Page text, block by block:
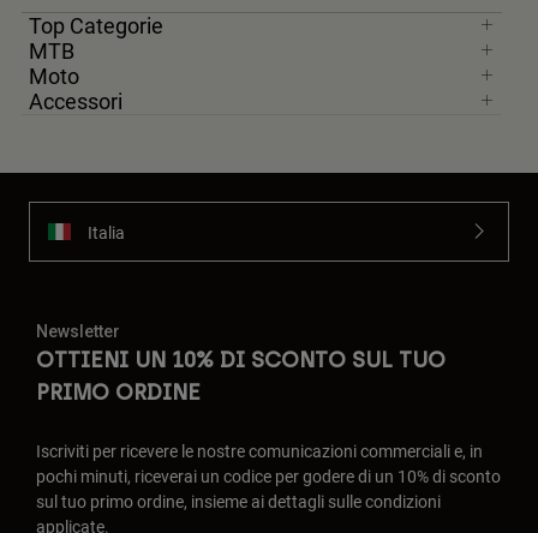
Top Categorie
MTB
Moto
Accessori
Italia
Newsletter
OTTIENI UN 10% DI SCONTO SUL TUO
PRIMO ORDINE
Iscriviti per ricevere le nostre comunicazioni commerciali e, in
pochi minuti, riceverai un codice per godere di un 10% di sconto
sul tuo primo ordine, insieme ai dettagli sulle condizioni
applicate.